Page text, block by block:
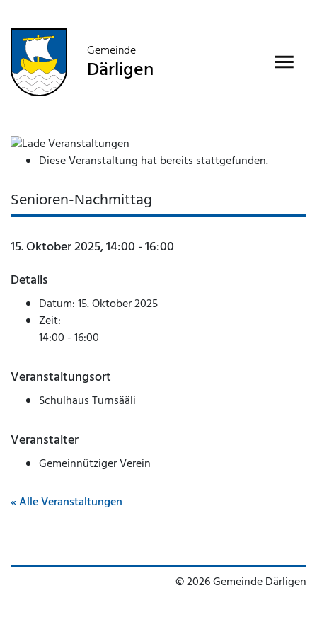
Gemeinde
Därligen
Diese Veranstaltung hat bereits stattgefunden.
Senioren-Nachmittag
15. Oktober 2025, 14:00 -16:00
Details
Datum:15. Oktober 2025
Zeit:
14:00 - 16:00
Veranstaltungsort
Schulhaus Turnsääli
Veranstalter
Gemeinnütziger Verein
« Alle Veranstaltungen
© 2026 Gemeinde Därligen